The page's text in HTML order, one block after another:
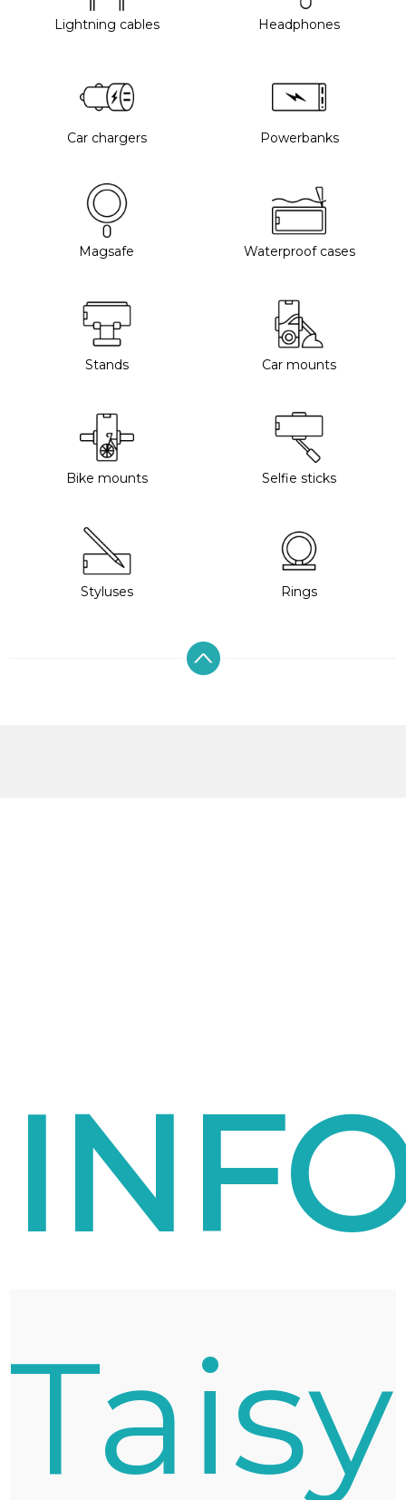
Lightning cables Headphones
Car chargers Powerbanks
Magsafe Waterproof cases
Stands Car mounts
Bike mounts Selfie sticks
Styluses Rings